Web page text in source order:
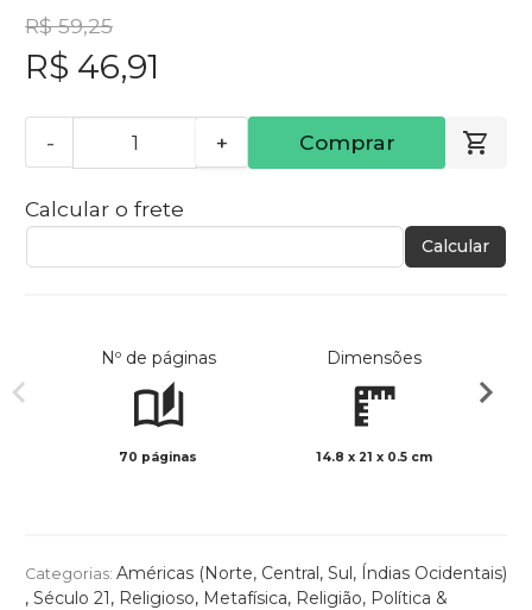
R$ 59,25
R$ 46,91
- + Comprar
Calcular o frete
Calcular
Nº de páginas
70 páginas
Dimensões
14.8 x 21 x 0.5 cm
Categorias: Américas (Norte, Central, Sul, Índias Ocidentais)
, Século 21, Religioso, Metafísica, Religião, Política &